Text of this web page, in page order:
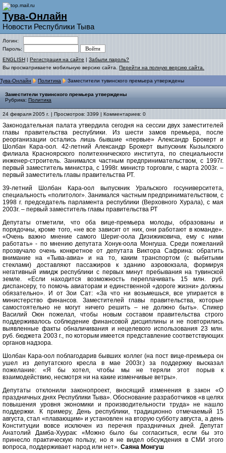
Тува-Онлайн
Новости Республики Тыва
Логин:
Пароль:
ENGLISH | Регистрация на сайте | Забыли пароль?
Вы просматриваете мобильную версию сайта. Перейти на полную версию сайта.
Тува-Онлайн Политика Заместители тувинского премьера утверждены
Заместители тувинского премьера утверждены
Рубрика: Политика
24 февраля 2005 г. | Просмотров: 3399 | Комментариев: 0
Законодательная палата утвердила сегодня на сессии двух заместителей
главы правительства республики. Из шести замов премьера, после
реорганизации остались лишь бывшие «первые» Александр Брокерт и
Шолбан Кара-оол. 42-летний Александр Брокерт выпускник Кызылского
филиала Красноярского политехнического института, по специальности
инженер-строитель. Занимался частным предпринимательством, с 1997г.
первый заместитель министра, с 1998г. министр торговли, с марта 2003г. –
первый заместитель главы правительства РТ.
39-летний Шолбан Кара-оол выпускник Уральского госуниверситета,
специальность «политолог». Занимался частным предпринимательством, с
1998 г. председатель парламента республики (Верховного Хурала), с мая
2003г. – первый заместитель главы правительства РТ
Депутаты отметили, что оба вице-премьера молоды, образованы и
порядочны, кроме того, «не все зависит от них, они работают в команде».
«Очень важно мнение самого Шериг-оола Дизижиковича, ему с ними
работать» - по мнению депутата Хонук-оола Монгуша. Среди пожеланий
прозвучало очень конкретное от депутата Виктора Сафрина: обратить
внимание на «Тыва-авиа» и на то, каким транспортом (с выбитыми
стеклами) доставляют пассажиров к зданию аэровокзала, формируя
негативный имидж республики с первых минут пребывания на тувинской
земле. «Если находится возможность переплачивать 15 млн. руб.
диспансеру, то помочь авиаторам и единственной «дороге жизни» должны
обязательно». И от Зои Сат: «За что ни возьмешься, все упирается в
министерство финансов. Заместителей главы правительства, которые
самостоятельно не могут ничего решить – не должно быть». Спикер
Василий Оюн пожелал, чтобы новым составом правительства строго
поддерживалось соблюдение финансовой дисциплины и не повторились
выявленные факты обналичивания и нецелевого использования 23 млн.
руб. бюджета 2003 г., по которым имеется представление соответствующих
органов надзора.
Шолбан Кара-оол поблагодарив бывших коллег (на пост вице-премьера он
ушел из депутатского кресла в мае 2003г.) за поддержку высказал
пожелание: «Я бы хотел, чтобы мы не теряли этот порыв к
взаимодействию, несмотря ни на какие изменчивые ветры».
Депутаты отклонили законопроект, вносящий изменения в закон «О
праздничных днях Республики Тыва». Обоснование разработчиков «в целях
повышения уровня экономики и производительности труда» не нашло
поддержки. К примеру, День республики, традиционно отмечаемый 15
августа, стал «плавающим» и установлен на вторую субботу августа, а день
Конституции вовсе исключен из перечня праздничных дней. Депутат
Анатолий Дамба-Хуурак: «Можно было бы согласиться, если бы это
принесло практическую пользу, но я не видел обсуждения в СМИ этого
вопроса, поддерживает народ или нет». Cаяна Монгуш